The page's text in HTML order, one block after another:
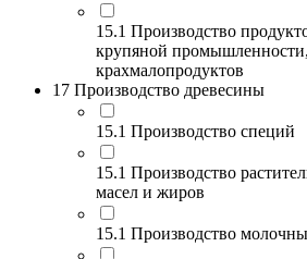
15.1 Производство
крупяной
крахмалопродуктов
17 Производство древесины
15.1 Производство специй
15.1 Производство
масел и жиров
15.1 Производство